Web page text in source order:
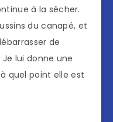
à la sécher.
du canapé, et
de
lui donne une
quel point elle est